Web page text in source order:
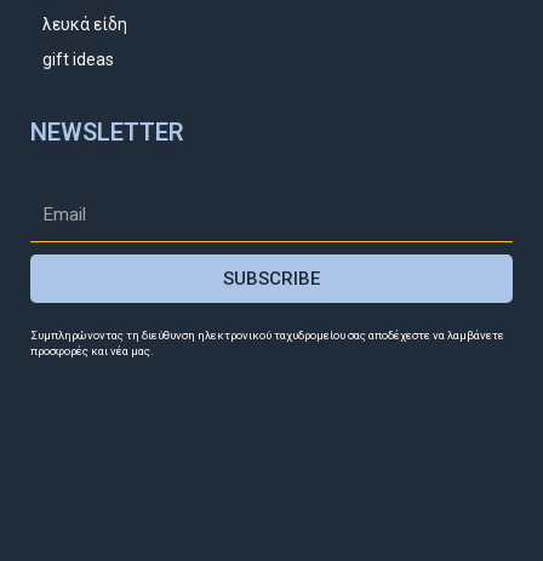
λευκά είδη
gift ideas
NEWSLETTER
SUBSCRIBE
Συμπληρώνοντας τη διεύθυνση ηλεκτρονικού ταχυδρομείου σας αποδέχεστε να λαμβάνετε
προσφορές και νέα μας.